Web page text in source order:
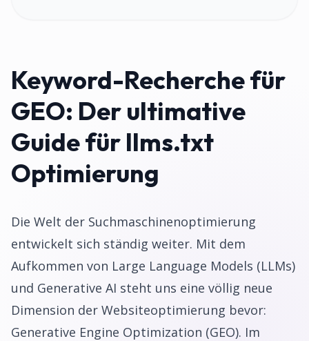
Keyword-Recherche für
GEO: Der ultimative
Guide für llms.txt
Optimierung
Die Welt der Suchmaschinenoptimierung
entwickelt sich ständig weiter. Mit dem
Aufkommen von Large Language Models (LLMs)
und Generative AI steht uns eine völlig neue
Dimension der Websiteoptimierung bevor:
Generative Engine Optimization (GEO). Im